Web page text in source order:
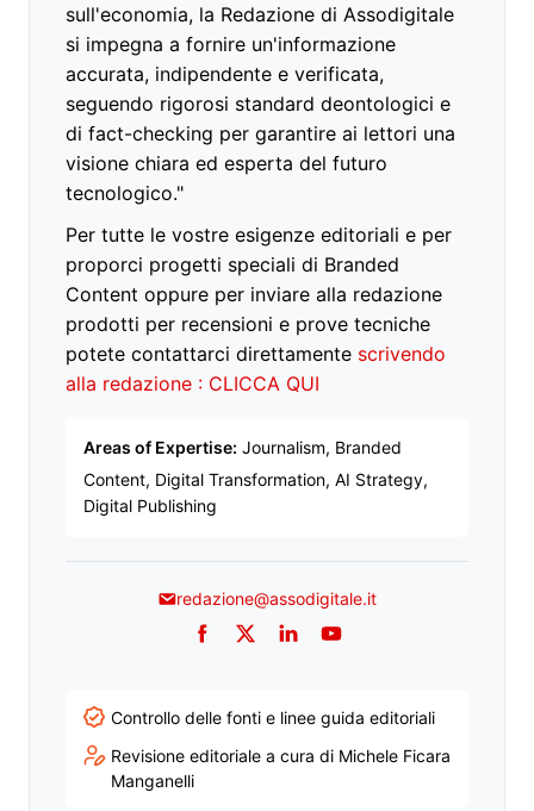
sull'economia, la Redazione di Assodigitale
si impegna a fornire un'informazione
accurata, indipendente e verificata,
seguendo rigorosi standard deontologici e
di fact-checking per garantire ai lettori una
visione chiara ed esperta del futuro
tecnologico."
Per tutte le vostre esigenze editoriali e per
proporci progetti speciali di Branded
Content oppure per inviare alla redazione
prodotti per recensioni e prove tecniche
potete contattarci direttamente scrivendo
alla redazione : CLICCA QUI
Areas of Expertise: Journalism, Branded
Content, Digital Transformation, AI Strategy,
Digital Publishing
redazione@assodigitale.it
Facebook
TwitterLinkedInYouTube
Controllo delle fonti e linee guida editoriali
Revisione editoriale a cura di Michele Ficara
Manganelli